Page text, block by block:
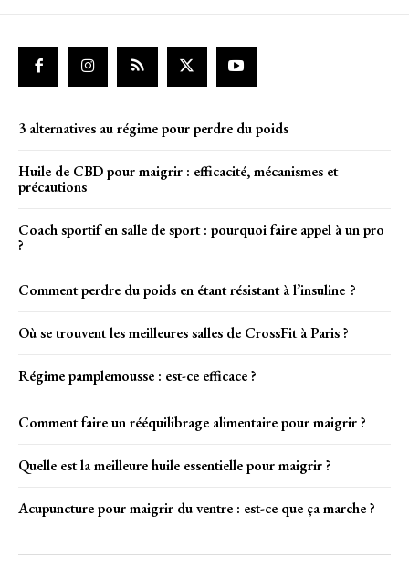
3 alternatives au régime pour perdre du poids
Huile de CBD pour maigrir : efficacité, mécanismes et
précautions
Coach sportif en salle de sport : pourquoi faire appel à un pro
?
Comment perdre du poids en étant résistant à l’insuline ?
Où se trouvent les meilleures salles de CrossFit à Paris ?
Régime pamplemousse : est-ce efficace ?
Comment faire un rééquilibrage alimentaire pour maigrir ?
Quelle est la meilleure huile essentielle pour maigrir ?
Acupuncture pour maigrir du ventre : est-ce que ça marche ?